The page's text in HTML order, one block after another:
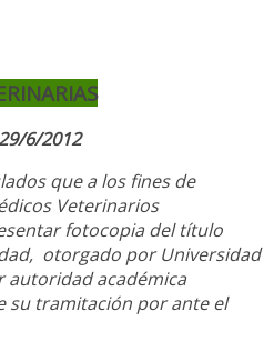
6/2012
que a los fines de
Veterinarios
fotocopia del título
otorgado por Universidad
autoridad académica
su tramitación por ante el